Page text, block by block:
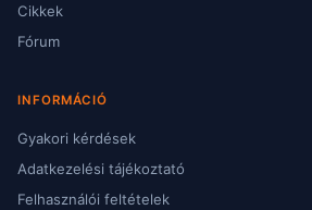
Cikkek
Fórum
INFORMÁCIÓ
Gyakori kérdések
Adatkezelési tájékoztató
Felhasználói feltételek